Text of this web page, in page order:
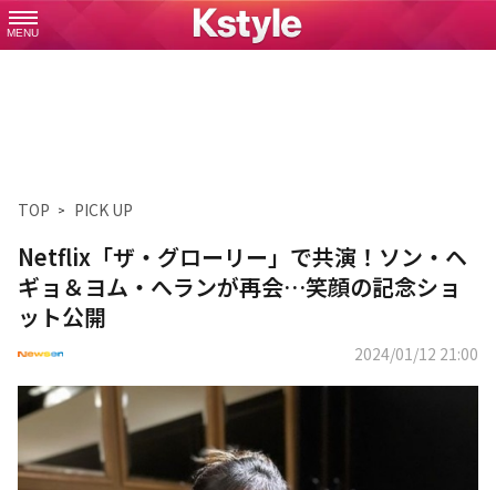
MENU
TOP PICK UP
Netflix「ザ・グローリー」で共演！ソン・ヘ
ギョ＆ヨム・へランが再会…笑顔の記念ショ
ット公開
2024/01/12 21:00